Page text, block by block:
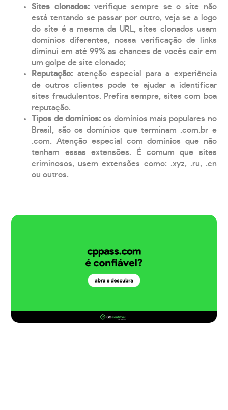
Sites clonados: verifique sempre se o site não
está tentando se passar por outro, veja se a logo
do site é a mesma da URL, sites clonados usam
domínios diferentes, nossa verificação de links
diminui em até 99% as chances de vocês cair em
um golpe de site clonado;
Reputação: atenção especial para a experiência
de outros clientes pode te ajudar a identificar
sites fraudulentos. Prefira sempre, sites com boa
reputação.
Tipos de domínios:os domínios mais populares no
Brasil, são os domínios que terminam .com.br e
.com. Atenção especial com domínios que não
tenham essas extensões. É comum que sites
criminosos, usem extensões como: .xyz, .ru, .cn
ou outros.